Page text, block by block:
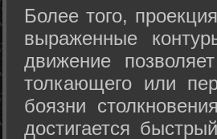
Более того,
выраженные
движение
толкающего или
боязни
достигается